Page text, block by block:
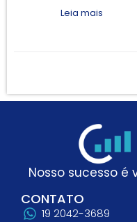
Leia mais
Nosso sucesso é
CONTATO
19 2042-3689